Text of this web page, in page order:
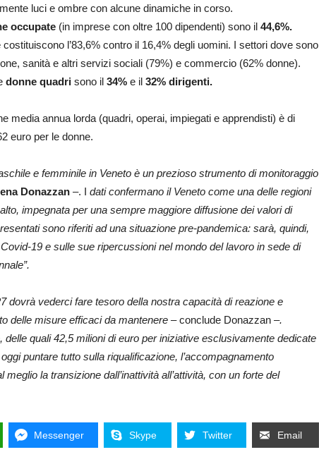
luci e ombre con alcune dinamiche in corso.
occupate (in imprese con oltre 100 dipendenti) sono il 44,6%.
l’83,6% contro il 16,4% degli uomini. I settori dove sono
sanità e altri servizi sociali (79%) e commercio (62% donne).
donne quadri sono il 34% e il 32% dirigenti.
media annua lorda (quadri, operai, impiegati e apprendisti) è di
euro per le donne.
e femminile in Veneto è un prezioso strumento di monitoraggio
Donazzan –. I dati confermano il Veneto come una delle regioni
impegnata per una sempre maggiore diffusione dei valori di
sono riferiti ad una situazione pre-pandemica: sarà, quindi,
19 e sulle sue ripercussioni nel mondo del lavoro in sede di
dovrà vederci fare tesoro della nostra capacità di reazione e
delle misure efficaci da mantenere –conclude Donazzan –.
quali 42,5 milioni di euro per iniziative esclusivamente dedicate
puntare tutto sulla riqualificazione, l’accompagnamento
la transizione dall’inattività all’attività, con un forte del
Messenger Skype Twitter Email